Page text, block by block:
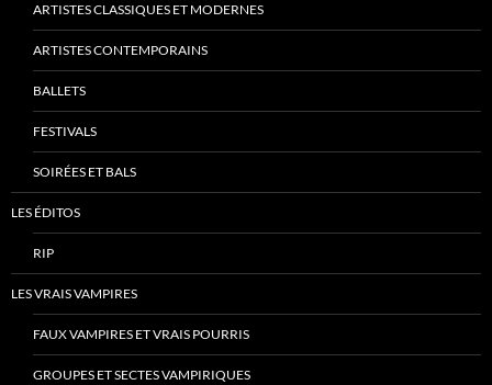
ARTISTES CLASSIQUES ET MODERNES
ARTISTES CONTEMPORAINS
BALLETS
FESTIVALS
SOIRÉES ET BALS
LES ÉDITOS
RIP
LES VRAIS VAMPIRES
FAUX VAMPIRES ET VRAIS POURRIS
GROUPES ET SECTES VAMPIRIQUES